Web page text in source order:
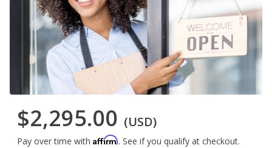
$2,295.00 (USD)
Pay over time with Affirm. See if you qualify at checkout.